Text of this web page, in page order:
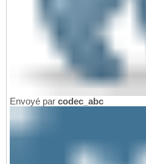
Envoyé par codec_abc